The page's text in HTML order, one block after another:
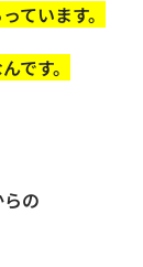
ています。
です。
の